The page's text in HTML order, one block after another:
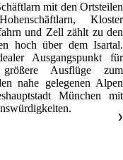
mit den Ortsteilen
Kloster
und Zell zählt zu den
hoch über dem Isartal.
Ausgangspunkt für
Ausflüge zum
nahe gelegenen Alpen
München mit
❯